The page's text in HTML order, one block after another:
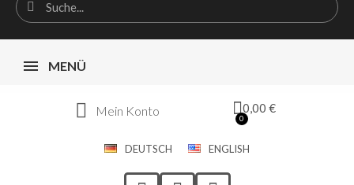
MENÜ
Mein Konto 0,00 €
DEUTSCH ENGLISH